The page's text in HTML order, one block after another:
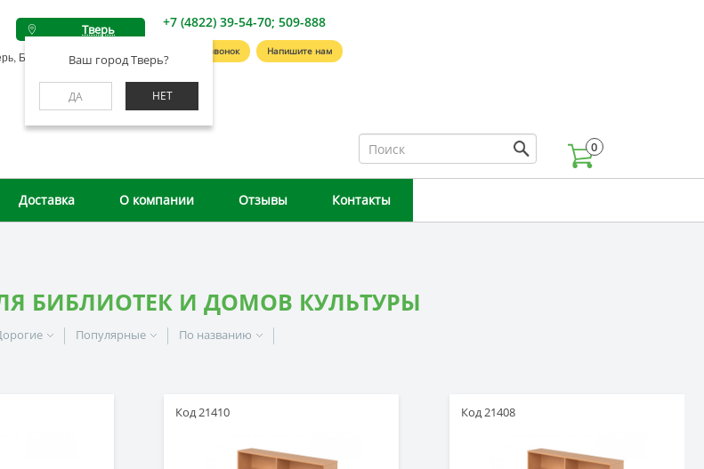
Тверь
Ваш город Тверь?
ДА НЕТ
Беляковский пер., д. 46А
+7 (4822) 39-54-70; 509-888
Заказать звонок Напишите нам
0
Доставка О компании Отзывы Контакты
БИБЛИОТЕК И ДОМОВ КУЛЬТУРЫ
Популярные По названию
Код 21410 Код 21408